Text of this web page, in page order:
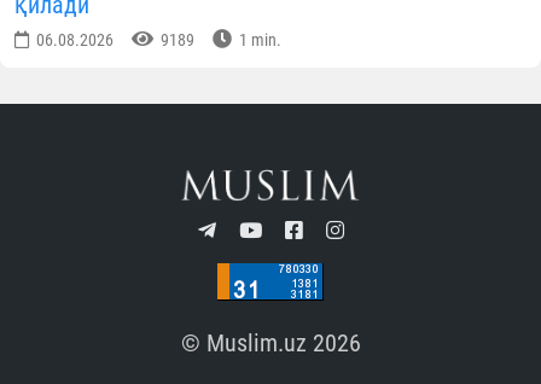
06.08.2026 9189 1 min.
© Muslim.uz 2026